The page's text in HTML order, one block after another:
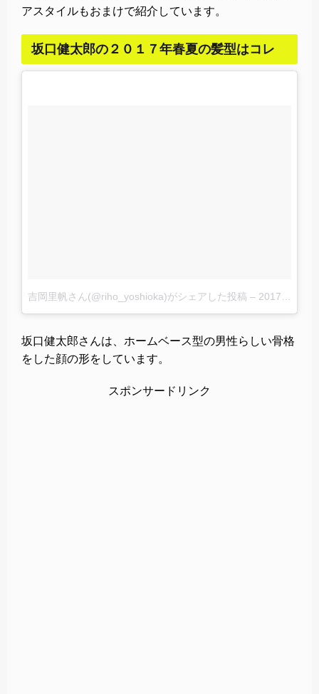
アスタイルもおまけで紹介しています。
坂口健太郎の２０１７年春夏の髪型はコレ
吉岡里帆さん(@riho_yoshioka)がシェアした投稿 – 2017 7月 9 4:32午前 PDT
坂口健太郎さんは、ホームベース型の男性らしい骨格
をした顔の形をしています。
スポンサードリンク